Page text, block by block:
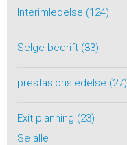
Interimledelse (124)
Selge bedrift (33)
prestasjonsledelse (27)
Exit planning (23)
Se alle